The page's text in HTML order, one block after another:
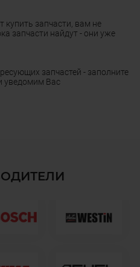
купить запчасти, вам не
запчасти найдут - они уже
запчастей - заполните
уведомим Вас